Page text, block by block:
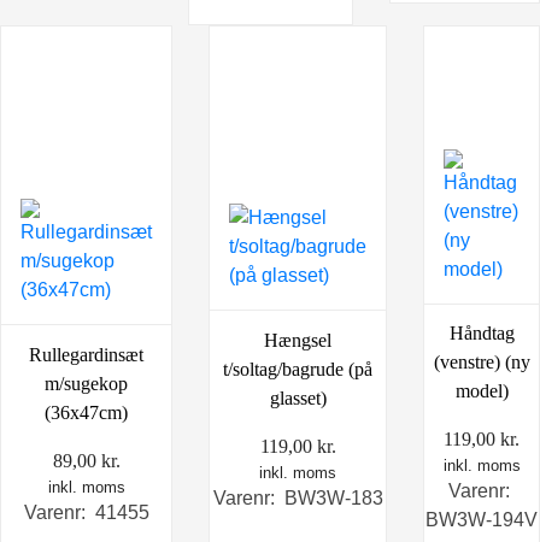
Rullegardinsæt
m/sugekop
(36x47cm)
89,00 kr.
inkl. moms
Varenr: 41455
Hængsel
t/soltag/bagrude (på
glasset)
119,00 kr.
inkl. moms
Varenr: BW3W-183
Håndtag
(venstre) (ny
model)
119,00 kr.
inkl. moms
Varenr:
BW3W-194V